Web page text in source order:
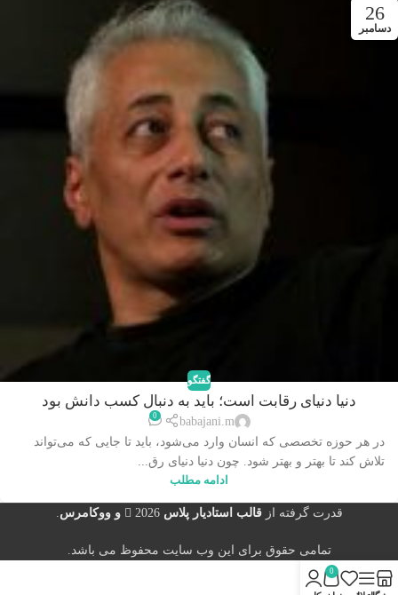
26
دسامبر
گفتگو
دنیا دنیای رقابت است؛ باید به دنبال کسب دانش بود
babajani.m
0
در هر حوزه تخصصی که انسان وارد می‌شود، باید تا جایی که می‌تواند
تلاش کند تا بهتر و بهتر شود. چون دنیا دنیای رق...
ادامه مطلب
قدرت گرفته ازقالب استادیار پلاس2026 و ووکامرس.
تمامی حقوق برای این وب سایت محفوظ می باشد.
0